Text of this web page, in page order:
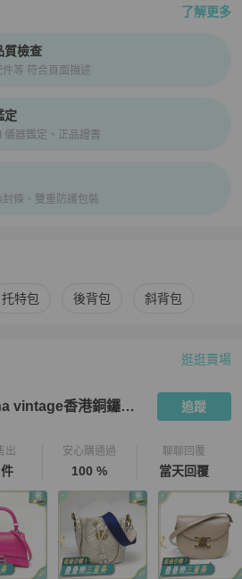
了解更多
安心購檢驗流程介紹
質檢查
等 符合頁面描述
定
儀器鑑定、正品證書
條、雙重防護包裝
托特包 後背包 斜背包
小花中古Hana vintage香港銅鑼灣店
逛逛賣場
小花中古Hana vintage香港銅鑼灣店 追蹤
出 安心購通過
100 %
聊聊回覆
當天回覆